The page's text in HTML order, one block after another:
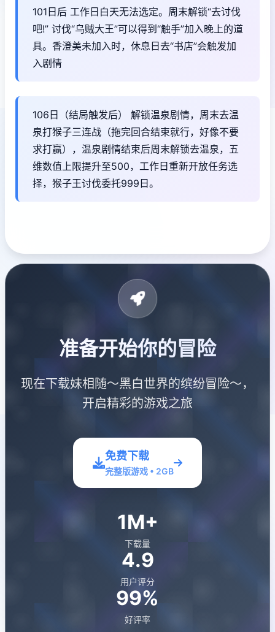
101日后 工作日白天无法选定。周末解锁“去讨伐
吧!” 讨伐“乌贼大王”可以得到“触手”加入晚上的道
具。香澄美未加入时，休息日去“书店”会触发加
入剧情
106日（结局触发后） 解锁温泉剧情，周末去温
泉打猴子三连战（拖完回合结束就行，好像不要
求打赢），温泉剧情结束后周末解锁去温泉，五
维数值上限提升至500，工作日重新开放任务选
择，猴子王讨伐委托999日。
准备开始你的冒险
现在下载妹相随～黑白世界的缤纷冒险～，
开启精彩的游戏之旅
免费下载
完整版游戏 • 2GB
1M+
下载量
4.9
用户评分
99%
好评率